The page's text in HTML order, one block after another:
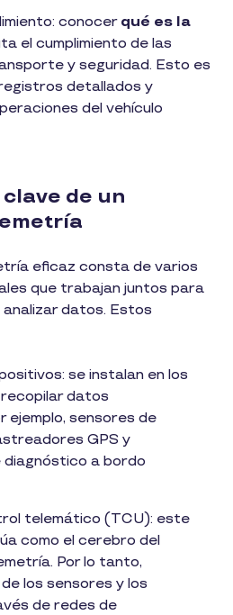
conocer qué es la
el cumplimiento de las
y seguridad. Esto es
detallados y
del vehículo
de un
eficaz consta de varios
que trabajan juntos para
datos. Estos
se instalan en los
datos
ejemplo, sensores de
GPS y
a bordo
telemático (TCU): este
como el cerebro del
Por lo tanto,
los sensores y los
de redes de